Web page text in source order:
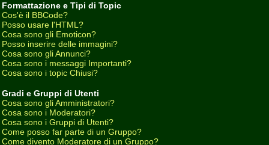
Formattazione e Tipi di Topic
Cos'è il BBCode?
Posso usare l'HTML?
Cosa sono gli Emoticon?
Posso inserire delle immagini?
Cosa sono gli Annunci?
Cosa sono i messaggi Importanti?
Cosa sono i topic Chiusi?
Gradi e Gruppi di Utenti
Cosa sono gli Amministratori?
Cosa sono i Moderatori?
Cosa sono i Gruppi di Utenti?
Come posso far parte di un Gruppo?
Come divento Moderatore di un Gruppo?